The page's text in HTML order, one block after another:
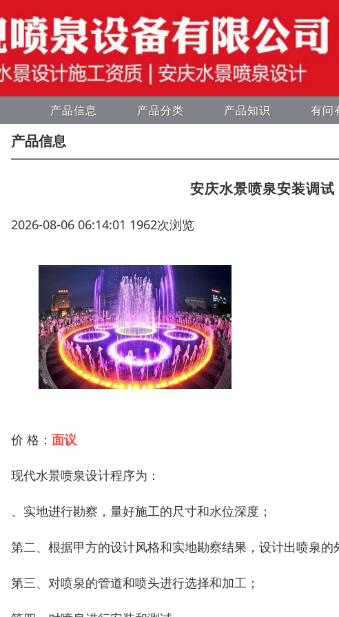
产品信息 产品分类 产品知识 有问
产品信息
安庆水景喷泉安装调
2026-08-06 06:14:01 1962次浏览
价 格： 面议
现代水景喷泉设计程序为：
、实地进行勘察，量好施工的尺寸和水位深度；
第二、根据甲方的设计风格和实地勘察结果，设计出喷泉的
第三、对喷泉的管道和喷头进行选择和加工；